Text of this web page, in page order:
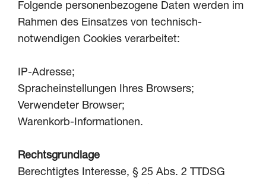
Folgende personenbezogene Daten werden im
Rahmen des Einsatzes von technisch-
notwendigen Cookies verarbeitet:
IP-Adresse;
Spracheinstellungen Ihres Browsers;
Verwendeter Browser;
Warenkorb-Informationen.
Rechtsgrundlage
Berechtigtes Interesse, § 25 Abs. 2 TTDSG